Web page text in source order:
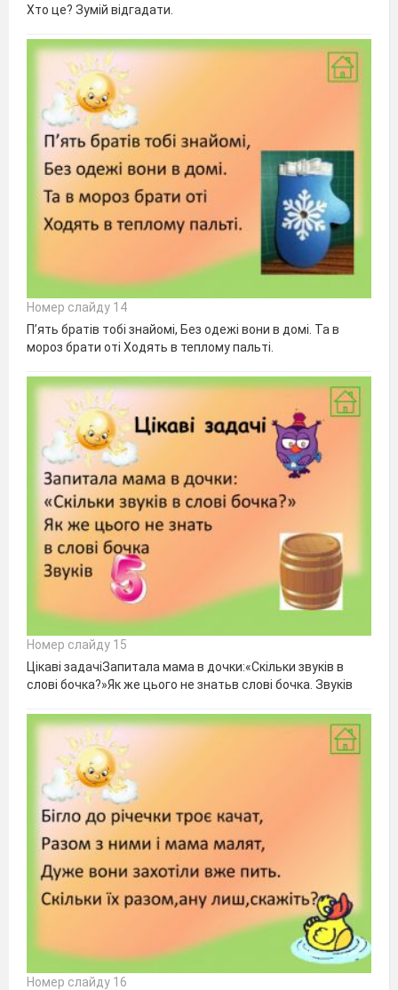
Хто це? Зумій відгадати.
Номер слайду 14
П’ять братів тобі знайомі, Без одежі вони в домі. Та в
мороз брати оті Ходять в теплому пальті.
Номер слайду 15
Цікаві задачіЗапитала мама в дочки:«Скільки звуків в
слові бочка?»Як же цього не знатьв слові бочка. Звуків
Номер слайду 16